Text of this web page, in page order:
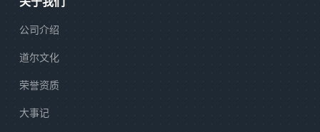
公司介绍
道尔文化
荣誉资质
大事记